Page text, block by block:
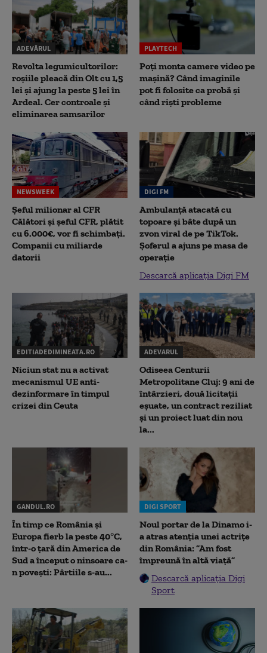
ADEVĂRUL
Revolta legumicultorilor:
roșiile pleacă din Olt cu 1,5
lei și ajung la peste 5 lei în
Ardeal. Cer controale și
eliminarea samsarilor
PLAYTECH
Poți monta camere video pe
mașină? Când imaginile
pot fi folosite ca probă și
când riști probleme
NEWSWEEK
Șeful milionar al CFR
Călători și șeful CFR, plătit
cu 6.000€, vor fi schimbați.
Companii cu miliarde
datorii
DIGI FM
Ambulanță atacată cu
topoare și bâte după un
zvon viral de pe TikTok.
Șoferul a ajuns pe masa de
operație
Descarcă aplicația Digi FM
EDITIADEDIMINEATA.RO
Niciun stat nu a activat
mecanismul UE anti-
dezinformare în timpul
crizei din Ceuta
ADEVARUL
Odiseea Centurii
Metropolitane Cluj: 9 ani de
întârzieri, două licitații
eșuate, un contract reziliat
și un proiect luat din nou
la...
GANDUL.RO
În timp ce România și
Europa fierb la peste 40°C,
într-o țară din America de
Sud a început o ninsoare ca-
n povești: Pârtiile s-au...
DIGI SPORT
Noul portar de la Dinamo i-
a atras atenția unei actrițe
din România: ”Am fost
împreună în altă viață”
Descarcă aplicația Digi
Sport